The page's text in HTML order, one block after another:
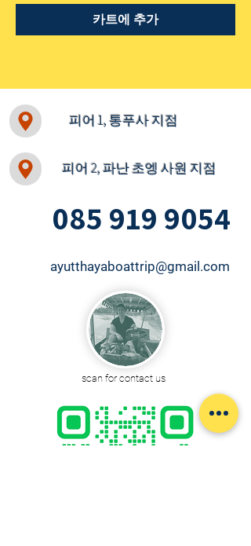
카트에 추가
피어 1, 통푸사 지점
피어 2, 파난 초엥 사원 지점
085 919 9054
ayutthayaboattrip@gmail.com
scan for contact us